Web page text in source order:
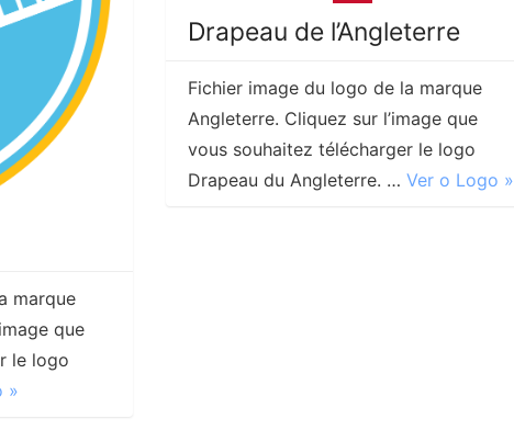
marque
que
le logo
»
Drapeau de l’Angleterre
Fichier image du logo de la marque
Angleterre. Cliquez sur l’image que
vous souhaitez télécharger le logo
Drapeau du Angleterre. … Ver o Logo »